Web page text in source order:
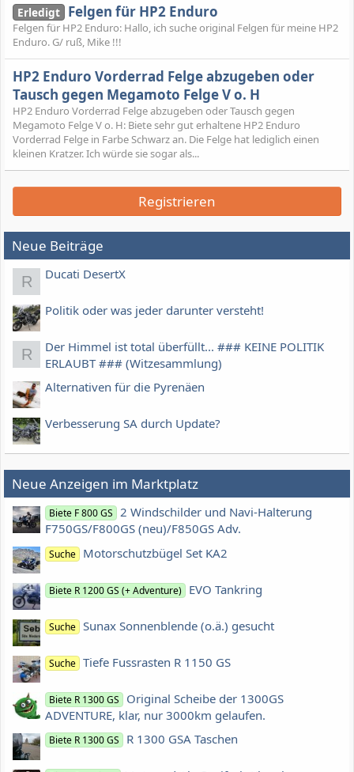
Erledigt Felgen für HP2 Enduro
Felgen für HP2 Enduro: Hallo, ich suche original Felgen für meine HP2
Enduro. G/ ruß, Mike !!!
HP2 Enduro Vorderrad Felge abzugeben oder
Tausch gegen Megamoto Felge V o. H
HP2 Enduro Vorderrad Felge abzugeben oder Tausch gegen
Megamoto Felge V o. H: Biete sehr gut erhaltene HP2 Enduro
Vorderrad Felge in Farbe Schwarz an. Die Felge hat lediglich einen
kleinen Kratzer. Ich würde sie sogar als...
Registrieren
Neue Beiträge
R Ducati DesertX
Politik oder was jeder darunter versteht!
R
Der Himmel ist total überfüllt... ### KEINE POLITIK
ERLAUBT ### (Witzesammlung)
Alternativen für die Pyrenäen
Verbesserung SA durch Update?
Neue Anzeigen im Marktplatz
Biete F 800 GS
2 Windschilder und Navi-Halterung
F750GS/F800GS (neu)/F850GS Adv.
Suche Motorschutzbügel Set KA2
Biete R 1200 GS (+ Adventure) EVO Tankring
Suche Sunax Sonnenblende (o.ä.) gesucht
Suche Tiefe Fussrasten R 1150 GS
Biete R 1300 GS
Original Scheibe der 1300GS
ADVENTURE, klar, nur 3000km gelaufen.
Biete R 1300 GS R 1300 GSA Taschen